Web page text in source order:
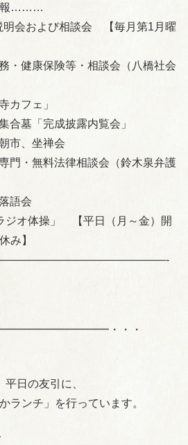
報………
会および相談会 【毎月第1月曜
・健康保険等・相談会（八橋社会
カフェ」
墓「完成披露内覧会」
市、坐禅会
門・無料法律相談会（鈴木泉弁護
語会
ジオ体操」 【平日（月～金）開
み】
・・・
日の友引に、
ランチ」を行っています。